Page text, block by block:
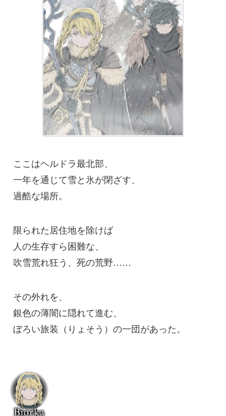
ここはヘルドラ最北部、
一年を通じて雪と氷が閉ざす、
過酷な場所。
限られた居住地を除けば
人の生存すら困難な、
吹雪荒れ狂う、死の荒野……
その外れを、
銀色の薄闇に隠れて進む、
ぼろい旅装（りょそう）の一団があった。